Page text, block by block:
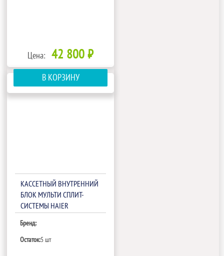
Цена: 42 800 ₽
В КОРЗИНУ
КАССЕТНЫЙ ВНУТРЕННИЙ
БЛОК МУЛЬТИ СПЛИТ-
СИСТЕМЫ HAIER
Бренд:
Остаток:5 шт